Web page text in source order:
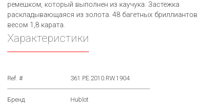
ремешком, который выполнен из каучука. Застежка
раскладывающаяся из золота. 48 багетных бриллиантов
весом 1,8 карата.
Характеристики
Ref. # 361.PE.2010.RW.1904
Бренд Hublot